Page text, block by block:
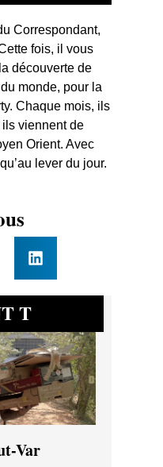
Correspondant,
fois, il vous
découverte de
monde, pour la
Chaque mois, ils
ils viennent de
Orient. Avec
lever du jour.
T
Var